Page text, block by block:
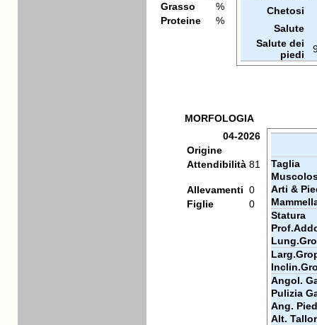
Grasso
%
Proteine
%
Chetosi
Salute
Salute dei
piedi
MORFOLOGIA
04-2026
Origine
Attendibilità 81
Allevamenti 0
Figlie
0
Taglia
Arti &
Statura
Angol.
Pulizia
Ang.
Alt.